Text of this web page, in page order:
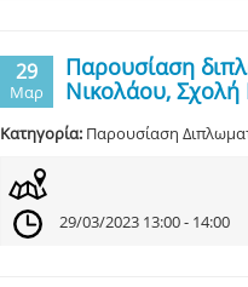
29
Μαρ
Παρουσίαση
Νικολάου,
Κατηγορία: Παρουσίαση
29/03/2023 13:00 - 14:00